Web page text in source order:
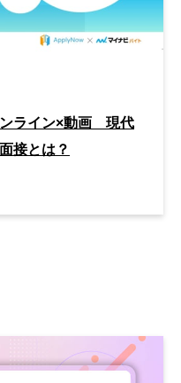
ンライン×動画 現代
接とは？